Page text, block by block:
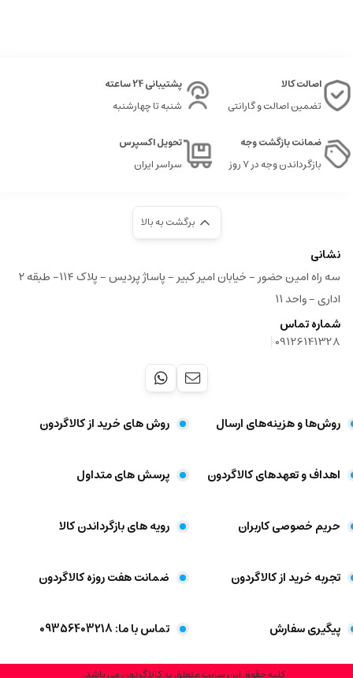
اصالت کالا
تضمین اصالت و گارانتی
پشتیبانی 24 ساعته
شنبه تا چهارشنبه
ضمانت بازگشت وجه
بازگرداندن وجه در ۷ روز
تحویل اکسپرس
سراسر ایران
برگشت به بالا
نشانی
سه راه امین حضور - خیابان امیر کبیر - پاساژ پردیس - پلاک ۱۱۴- طبقه ۲
اداری - واحد ۱۱
شماره تماس
09126141328
|
روش‌ها و هزینه‌های ارسال روش های خرید از کالاگردون
اهداف و تعهد‌های کالاگردون پرسش های متداول
حریم خصوصی کاربران رویه های بازگرداندن کالا
تجربه خرید از کالاگردون ضمانت هفت روزه کالاگردون
پیگیری سفارش تماس با ما: 09356403218